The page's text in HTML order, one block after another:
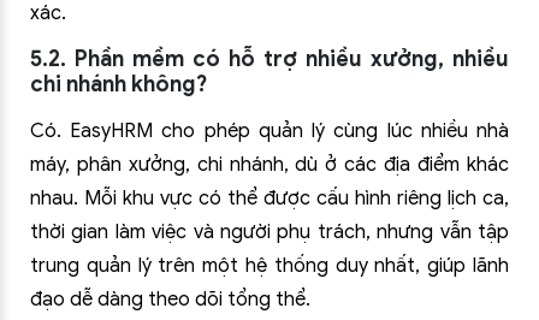
xác.
5.2. Phần mềm có hỗ trợ nhiều xưởng, nhiều
chi nhánh không?
Có. EasyHRM cho phép quản lý cùng lúc nhiều nhà
máy, phân xưởng, chi nhánh, dù ở các địa điểm khác
nhau. Mỗi khu vực có thể được cấu hình riêng lịch ca,
thời gian làm việc và người phụ trách, nhưng vẫn tập
trung quản lý trên một hệ thống duy nhất, giúp lãnh
đạo dễ dàng theo dõi tổng thể.